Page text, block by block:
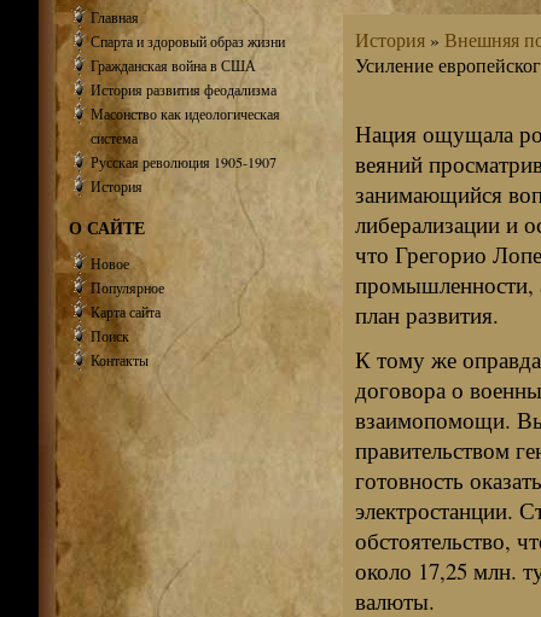
История» Внешняя
Усиление
Нация ощущала
веяний
занимающийся
либерализации и
что Грегорио
промышленности,
план развития.
К тому же
договора о
взаимопомощи.
правительством
готовность
электростанции.
обстоятельство,
около 17,25 млн.
валюты.
Главная
Спарта и здоровый образ жизни
Гражданская война в США
История развития феодализма
Масонство как идеологическая
система
Русская революция 1905-1907
История
О САЙТЕ
Новое
Популярное
Карта сайта
Поиск
Контакты